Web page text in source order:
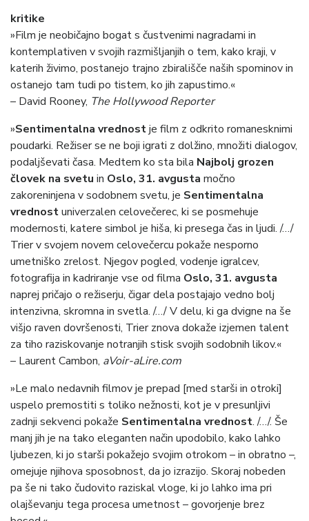
kritike
»Film je neobičajno bogat s čustvenimi nagradami in
kontemplativen v svojih razmišljanjih o tem, kako kraji, v
katerih živimo, postanejo trajno zbirališče naših spominov in
ostanejo tam tudi po tistem, ko jih zapustimo.«
– David Rooney, The Hollywood Reporter
»Sentimentalna vrednostje film z odkrito romanesknimi
poudarki. Režiser se ne boji igrati z dolžino, množiti dialogov,
podaljševati časa. Medtem ko sta bila Najbolj grozen
človek na svetu in Oslo, 31. avgusta močno
zakoreninjena v sodobnem svetu, je Sentimentalna
vrednostuniverzalen celovečerec, ki se posmehuje
modernosti, katere simbol je hiša, ki presega čas in ljudi. /…/
Trier v svojem novem celovečercu pokaže nesporno
umetniško zrelost. Njegov pogled, vodenje igralcev,
fotografija in kadriranje vse od filma Oslo, 31. avgusta
naprej pričajo o režiserju, čigar dela postajajo vedno bolj
intenzivna, skromna in svetla. /…/ V delu, ki ga dvigne na še
višjo raven dovršenosti, Trier znova dokaže izjemen talent
za tiho raziskovanje notranjih stisk svojih sodobnih likov.«
– Laurent Cambon, aVoir-aLire.com
»Le malo nedavnih filmov je prepad [med starši in otroki]
uspelo premostiti s toliko nežnosti, kot je v presunljivi
zadnji sekvenci pokaže Sentimentalna vrednost. /…/. Še
manj jih je na tako eleganten način upodobilo, kako lahko
ljubezen, ki jo starši pokažejo svojim otrokom – in obratno –,
omejuje njihova sposobnost, da jo izrazijo. Skoraj nobeden
pa še ni tako čudovito raziskal vloge, ki jo lahko ima pri
olajševanju tega procesa umetnost – govorjenje brez